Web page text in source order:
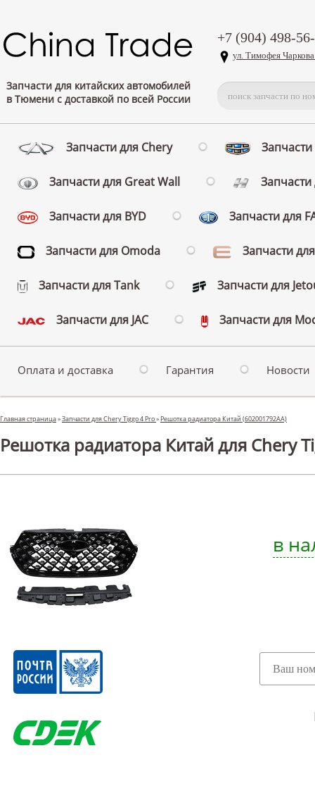
Запчасти для китайских автомобилей
в Тюмени с доставкой по всей России
+7 (904) 498-
ул. Тимофея
Запчасти для Chery
Запчасти для Great Wall
Запчасти для BYD Запчасти для
Запчасти для Omoda Запчасти
Запчасти для Tank Запчасти для
Запчасти для JAC Запчасти для
Оплата и доставка Гарантия Новости
Главная страница»Запчасти для Chery Tiggo 4 Pro» Решотка радиатора Китай (602001792AA)
Решотка радиатора Китай для Chery
в